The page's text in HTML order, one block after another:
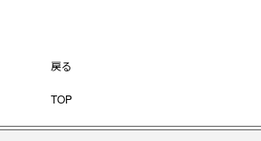
戻る
TOP